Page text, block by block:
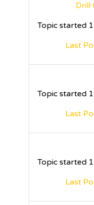
Drill
Topic started
Last
Topic started
Last
Topic started
Last